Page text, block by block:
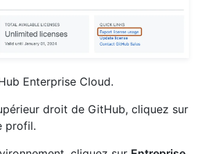
Enterprise Cloud.
droit de GitHub, cliquez sur
profil.